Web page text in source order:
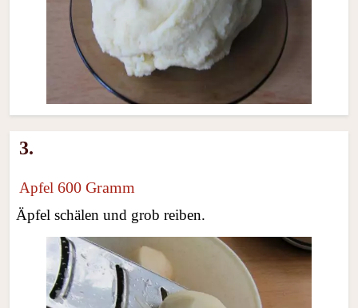
3.
Apfel 600 Gramm
Äpfel schälen und grob reiben.